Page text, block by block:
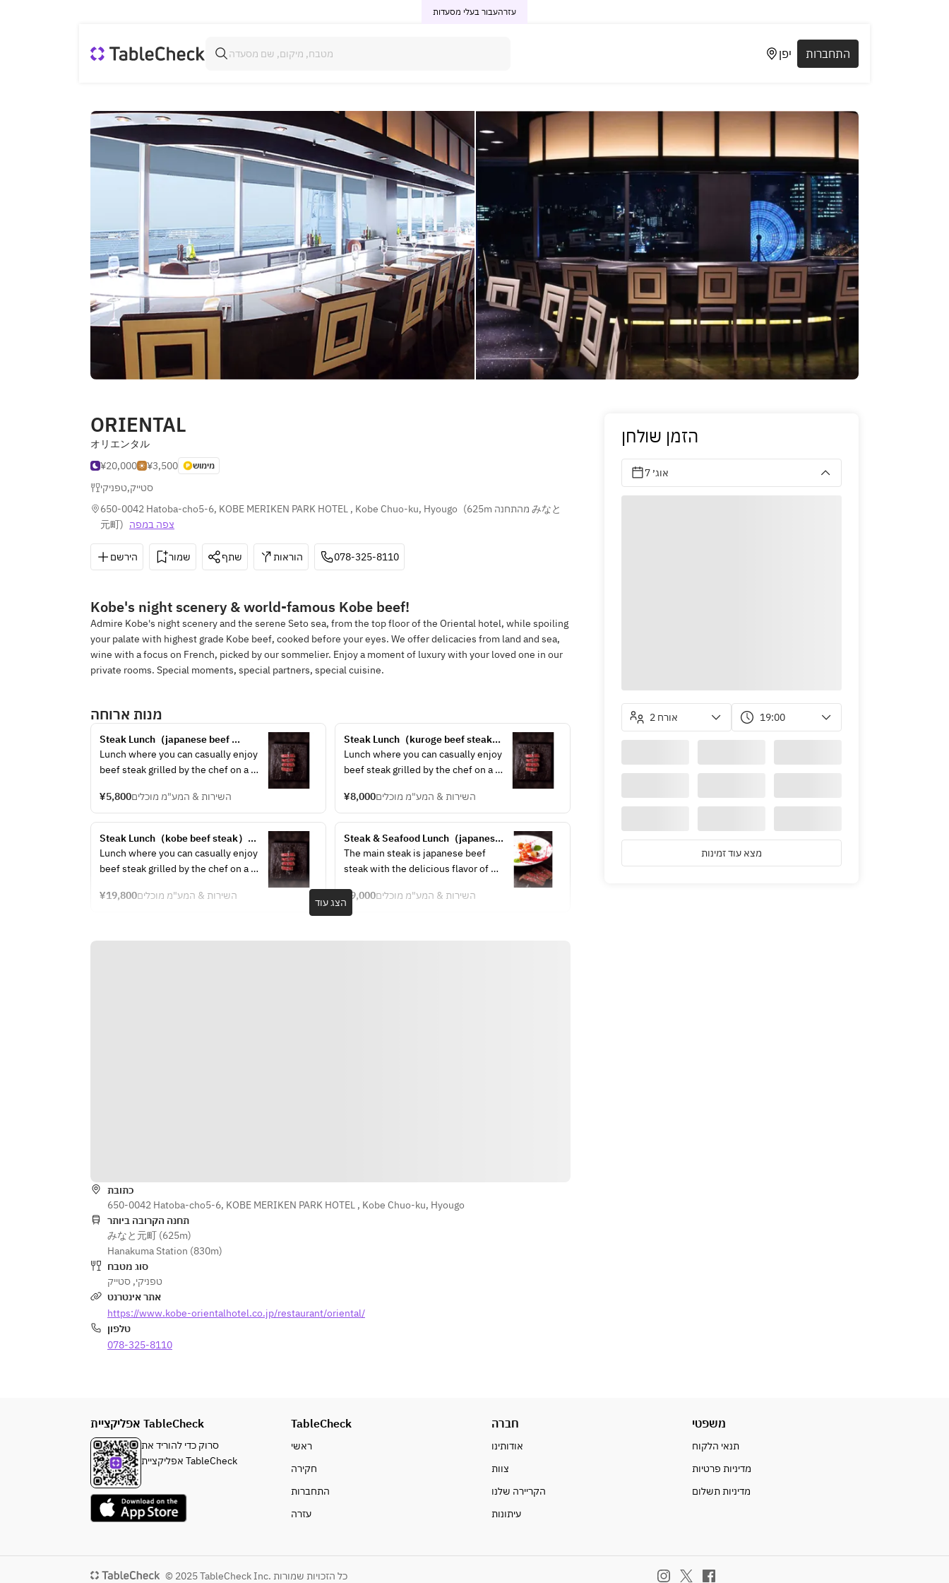
עבור בעלי מסעדותעזרה
יפן התחברות
ORIENTAL
オリエンタル
¥20,000
¥3,500 מימוש
טפניקי,סטייק
650-0042 Hatoba-cho5-6, KOBE MERIKEN PARK HOTEL , Kobe Chuo-ku, Hyougo (625m מהתחנה みなと
元町) צפה במפה
הירשם שמור שתף הוראות 078-325-8110
Kobe's night scenery & world-famous Kobe beef!
Admire Kobe's night scenery and the serene Seto sea, from the top floor of the Oriental hotel, while spoiling
your palate with highest grade Kobe beef, cooked before your eyes. We offer delicacies from land and sea,
wine with a focus on French, picked by our sommelier. Enjoy a moment of luxury with your loved one in our
private rooms. Special moments, special partners, special cuisine.
מנות ארוחה
Steak Lunch（japanese beef
steak）80ｇ
Lunch where you can casually enjoy
beef steak grilled by the chef on a
For the main steak, please enjoy
japanese beef steak with the
delicious flavor of high-quality fat.
¥5,800השירות & המע"מ מוכלים
Steak Lunch（kuroge beef steak）
loin 80ｇ
Lunch where you can casually enjoy
beef steak grilled by the chef on a
For the main steak, please enjoy
kuroge beef steak with the
delicious flavor of high-quality fat.
¥8,000השירות & המע"מ מוכלים
Steak Lunch（kobe beef steak）
loin 80ｇ
Lunch where you can casually enjoy
beef steak grilled by the chef on a
For the main steak, please enjoy
¥19,800השירות & המע"מ מוכלים
Steak & Seafood Lunch（japanese
beef steak）80ｇ
The main steak is japanese beef
steak with the delicious flavor of
it together with a seafood
masterpiece made from high-
¥9,000השירות & המע"מ מוכלים
הצג עוד
כתובת
650-0042 Hatoba-cho5-6, KOBE MERIKEN PARK HOTEL , Kobe Chuo-ku, Hyougo
תחנה הקרובה ביותר
みなと元町 (625m)
Hanakuma Station (830m)
סוג מטבח
טפניקי, סטייק
אתר אינטרנט
https://www.kobe-orientalhotel.co.jp/restaurant/oriental/
טלפון
078-325-8110
הזמן שולחן
7 אוג׳
2 אורח 19:00
מצא עוד זמינות
אפליקציית TableCheck
סרוק כדי להוריד את
אפליקציית TableCheck
TableCheck
ראשי
חקירה
התחברות
עזרה
חברה
אודותינו
צוות
הקריירה שלנו
עיתונות
משפטי
תנאי הלקוח
מדיניות פרטיות
מדיניות תשלום
© 2025 TableCheck Inc. כל הזכויות שמורות